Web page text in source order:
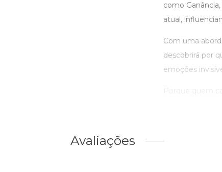
como
atual,
Com uma
descobrirá por
emoções
Avaliações